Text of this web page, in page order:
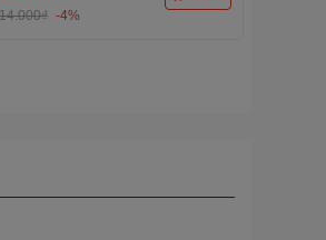
14.000₫ -4%